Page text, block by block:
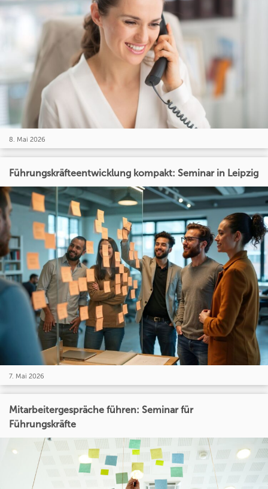
8. Mai 2026
Führungskräfteentwicklung kompakt: Seminar in Leipzig
7. Mai 2026
Mitarbeitergespräche führen: Seminar für
Führungskräfte